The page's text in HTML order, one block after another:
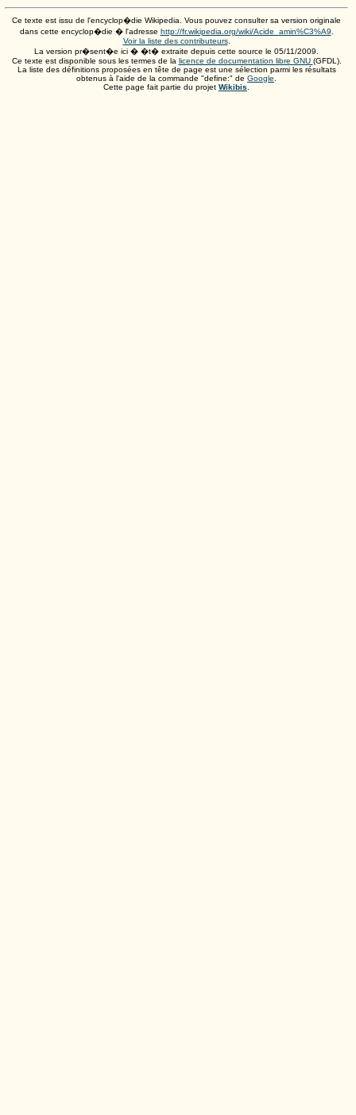
Ce texte est issu de l'encyclop�die Wikipedia. Vous pouvez consulter sa version originale
dans cette encyclop�die � l'adresse http://fr.wikipedia.org/wiki/Acide_amin%C3%A9
Voir la liste des contributeurs.
La version pr�sent�e ici � �t� extraite depuis cette source le 05/11/2009
Ce texte est disponible sous les termes de la licence de documentation libre GNU (GFDL).
La liste des définitions proposées en tête de page est une sélection parmi les résultats
obtenus à l'aide de la commande "define:" de Google
Cette page fait partie du projet Wikibis